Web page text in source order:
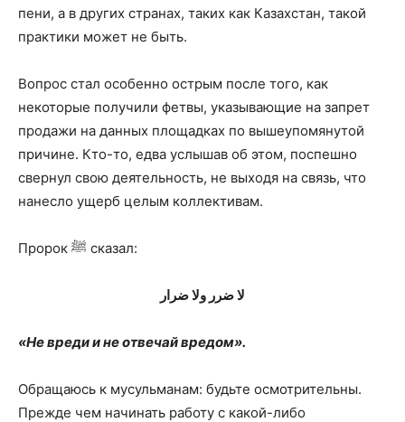
пени, а в других странах, таких как Казахстан, такой
практики может не быть.
Вопрос стал особенно острым после того, как
некоторые получили фетвы, указыва­ющие на запрет
продажи на данных площадках по вышеупомянутой
причине. Кто-то, едва услышав об этом, поспешно
свернул свою деятельность, не выходя на связь, что
нанесло ущерб целым коллекти­вам.
Пророк ﷺ сказал:
لا ضرر ولا ضرار
«Не вреди и не отвечай вредом».
Обращаюсь к мусульманам: будьте осмот­рительны.
Прежде чем начинать работу с какой-либо